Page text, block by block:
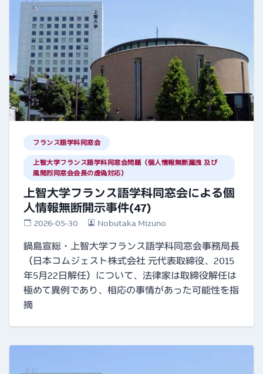
フランス語学科同窓会
上智大学フランス語学科同窓会問題（個人情報無断漏洩 及び
風間烈同窓会会長の虚偽対応）
上智大学フランス語学科同窓会による個
人情報無断開示事件(47)
2026-05-30 Nobutaka Mizuno
鍋島宣総・上智大学フランス語学科同窓会事務局長
（日本コムジェスト株式会社 元代表取締役、2015
年5月22日解任）について、法律家は取締役解任は
極めて異例であり、相応の事情があった可能性を指
摘